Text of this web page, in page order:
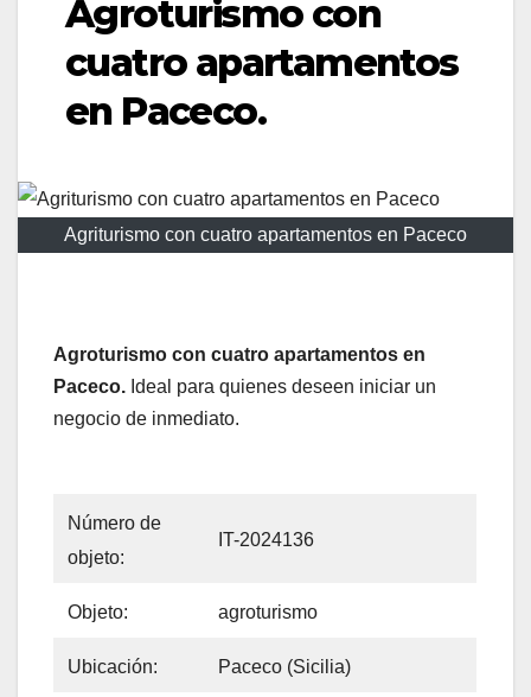
Agroturismo con
cuatro apartamentos
en Paceco.
Agriturismo con cuatro apartamentos en Paceco
Agroturismo con cuatro apartamentos en
Paceco. Ideal para quienes deseen iniciar un
negocio de inmediato.
Número de
objeto:
IT-2024136
Objeto: agroturismo
Ubicación: Paceco (Sicilia)